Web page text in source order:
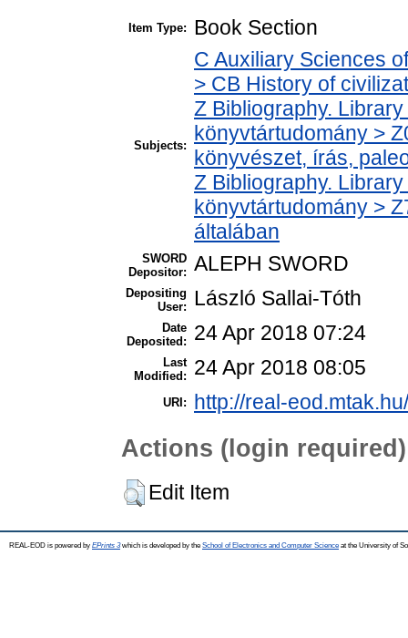
Item Type: Book Section
Subjects:
C Auxiliary Sciences
> CB History of
Z Bibliography.
könyvtártudomány >
könyvészet, írás,
Z Bibliography.
könyvtártudomány >
általában
SWORD
Depositor: ALEPH SWORD
Depositing
User:
László Sallai-Tóth
Date
Deposited:
24 Apr 2018 07:24
Last
Modified:
24 Apr 2018 08:05
URI: http://real-
Actions (login required)
Edit Item
REAL-EOD is powered by EPrints 3which is developed by the School of Electronics and Computer Science at the University of